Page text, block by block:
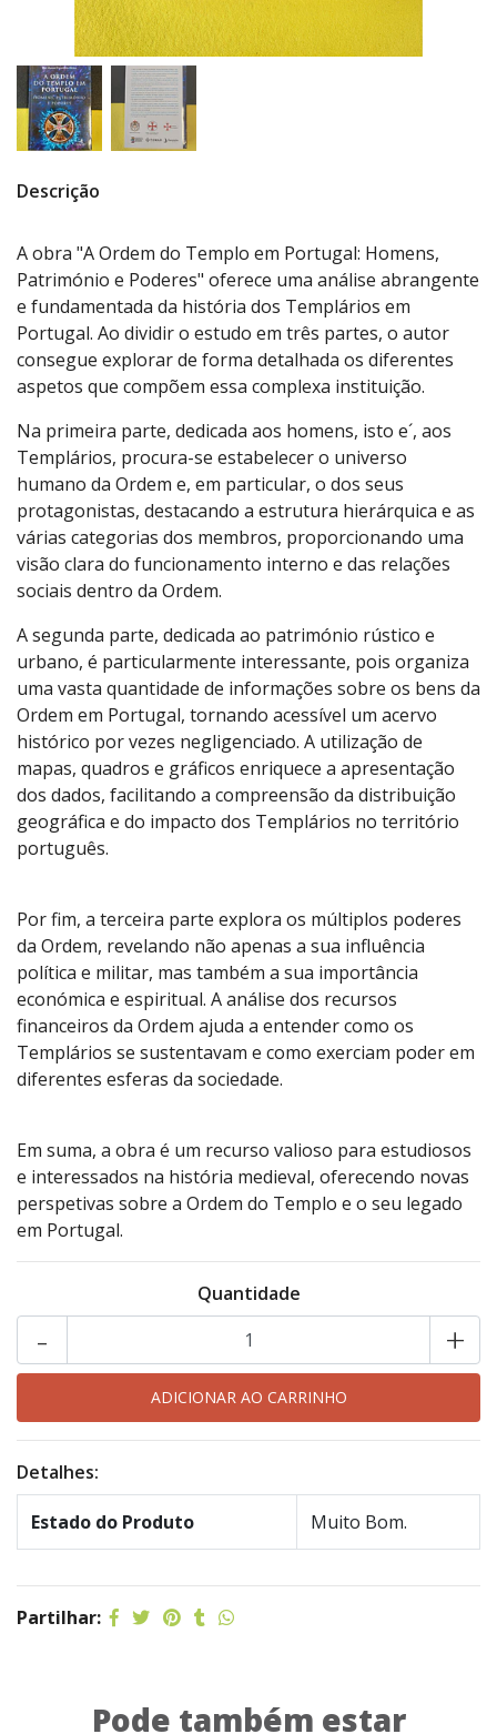
Descrição
A obra "A Ordem do Templo em Portugal: Homens,
Património e Poderes" oferece uma análise abrangente
e fundamentada da história dos Templários em
Portugal. Ao dividir o estudo em três partes, o autor
consegue explorar de forma detalhada os diferentes
aspetos que compõem essa complexa instituição.
Na primeira parte, dedicada aos homens, isto e´, aos
Templários, procura-se estabelecer o universo
humano da Ordem e, em particular, o dos seus
protagonistas, destacando a estrutura hierárquica e as
várias categorias dos membros, proporcionando uma
visão clara do funcionamento interno e das relações
sociais dentro da Ordem.
A segunda parte, dedicada ao património rústico e
urbano, é particularmente interessante, pois organiza
uma vasta quantidade de informações sobre os bens da
Ordem em Portugal, tornando acessível um acervo
histórico por vezes negligenciado. A utilização de
mapas, quadros e gráficos enriquece a apresentação
dos dados, facilitando a compreensão da distribuição
geográfica e do impacto dos Templários no território
português.
Por fim, a terceira parte explora os múltiplos poderes
da Ordem, revelando não apenas a sua influência
política e militar, mas também a sua importância
económica e espiritual. A análise dos recursos
financeiros da Ordem ajuda a entender como os
Templários se sustentavam e como exerciam poder em
diferentes esferas da sociedade.
Em suma, a obra é um recurso valioso para estudiosos
e interessados na história medieval, oferecendo novas
perspetivas sobre a Ordem do Templo e o seu legado
em Portugal.
Quantidade
+
-
Detalhes:
Estado do Produto Muito Bom.
Partilhar:
Pode também estar